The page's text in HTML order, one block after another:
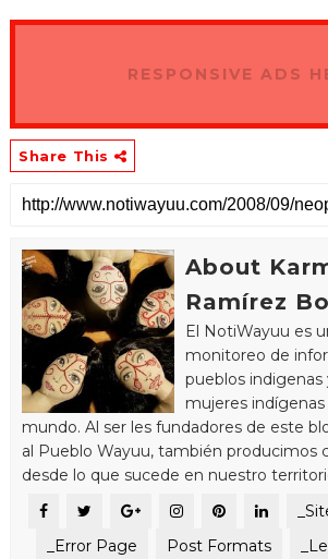
RESPONSIVE ADS
Share This
About
Ramírez
El NotiWayuu es
monitoreo de
pueblos
mujeres
mundo. Al ser les fundadores de este
al Pueblo Wayuu, también producimos
desde lo que sucede en nuestro
_Error Page
Post Formats